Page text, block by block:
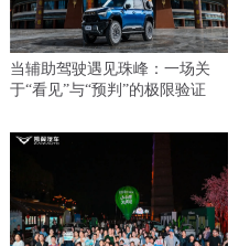
当辅助驾驶遇见珠峰：一场关
于“看见”与“预判”的极限验证